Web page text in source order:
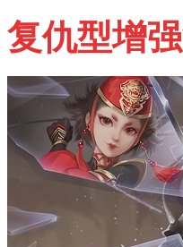
复仇型增